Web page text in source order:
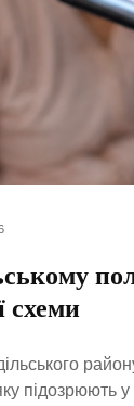
схеми
підозрюють